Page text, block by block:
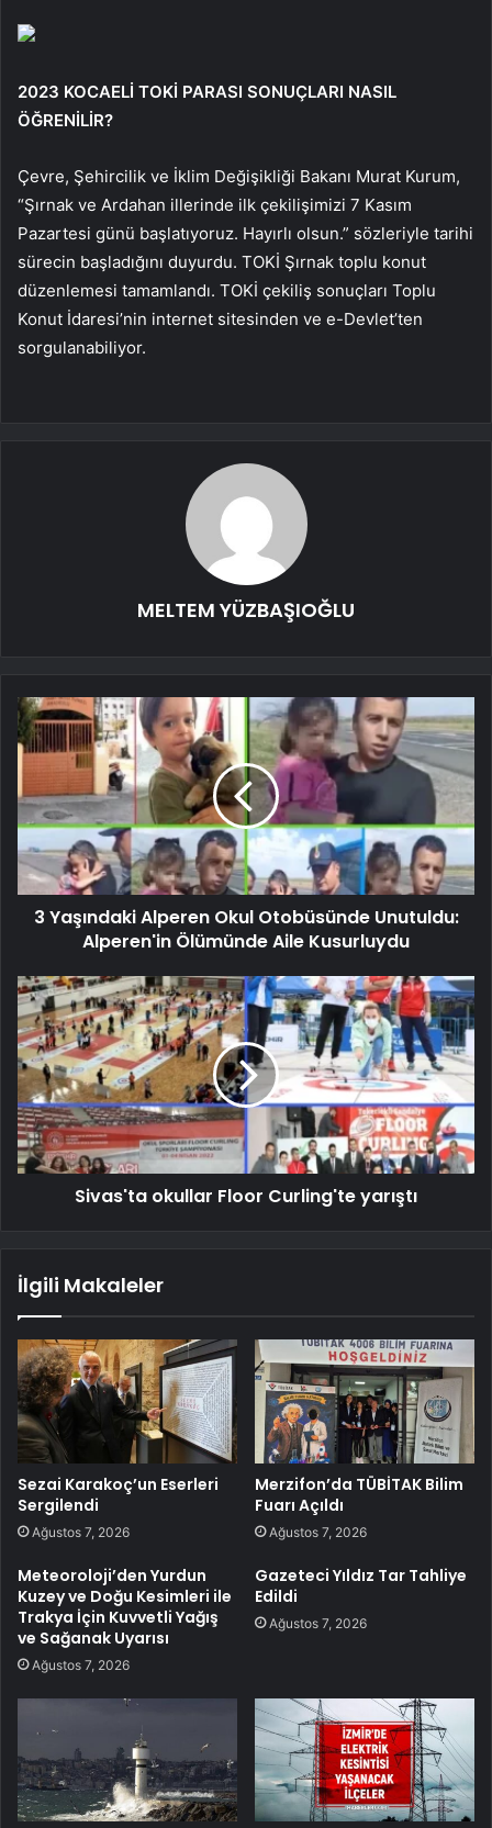
2023 KOCAELİ TOKİ PARASI SONUÇLARI NASIL
ÖĞRENİLİR?
Çevre, Şehircilik ve İklim Değişikliği Bakanı Murat Kurum,
“Şırnak ve Ardahan illerinde ilk çekilişimizi 7 Kasım
Pazartesi günü başlatıyoruz. Hayırlı olsun.” sözleriyle tarihi
sürecin başladığını duyurdu. TOKİ Şırnak toplu konut
düzenlemesi tamamlandı. TOKİ çekiliş sonuçları Toplu
Konut İdaresi’nin internet sitesinden ve e-Devlet’ten
sorgulanabiliyor.
MELTEM YÜZBAŞIOĞLU
3 Yaşındaki Alperen Okul Otobüsünde Unutuldu:
Alperen'in Ölümünde Aile Kusurluydu
Sivas'ta okullar Floor Curling'te yarıştı
İlgili Makaleler
Sezai Karakoç’un Eserleri
Sergilendi
Ağustos 7, 2026
Merzifon’da TÜBİTAK Bilim
Fuarı Açıldı
Ağustos 7, 2026
Meteoroloji’den Yurdun
Kuzey ve Doğu Kesimleri ile
Trakya İçin Kuvvetli Yağış
ve Sağanak Uyarısı
Ağustos 7, 2026
Gazeteci Yıldız Tar Tahliye
Edildi
Ağustos 7, 2026